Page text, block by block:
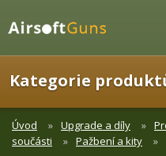
Kategorie
Úvod Upgrade a díly
součásti
Pažbení a kity